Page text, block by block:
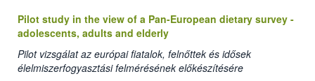
Pilot study in the view of a Pan-European dietary survey -
adolescents, adults and elderly
Pilot vizsgálat az európai fiatalok, felnőttek és idősek
élelmiszerfogyasztási felmérésének előkészítésére